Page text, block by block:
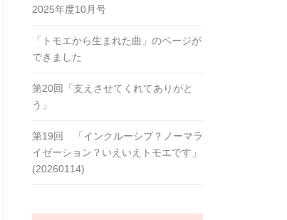
2025年度10月号
「トモエから生まれた曲」のページが
できました
第20回「支えさせてくれてありがと
う」
第19回 「インクルーシブ？ノーマラ
イゼーション？いえいえトモエです」
(20260114)